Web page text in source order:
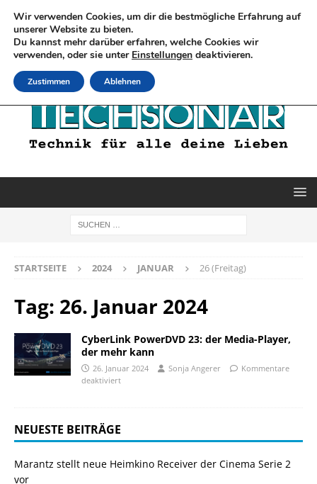
STARTSEITE 2024 JANUAR 26 (Freitag)
Tag: 26. Januar 2024
CyberLink PowerDVD 23: der Media-Player,
der mehr kann
26. Januar 2024 Sonja Angerer
Kommentare
deaktiviert
NEUESTE BEITRÄGE
Marantz stellt neue Heimkino Receiver der Cinema Serie 2
vor
Wir verwenden Cookies, um dir die bestmögliche Erfahrung auf
unserer Website zu bieten.
Du kannst mehr darüber erfahren, welche Cookies wir
verwenden, oder sie unter Einstellungen deaktivieren.
Zustimmen Ablehnen